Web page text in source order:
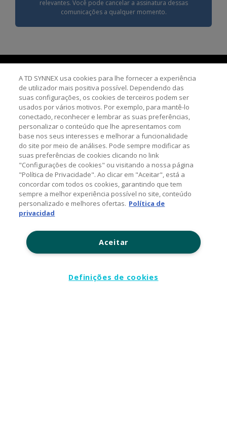
relevantes. Você pode cancelar a assinatura dessas
comunicações a qualquer momento.
SIGA-NOS
Youtube
Linkedin
Instagram
Facebook
Channel Academy
SOBRE O BLOG
A TD SYNNEX usa cookies para lhe fornecer a experiência
de utilizador mais positiva possível. Dependendo das
suas configurações, os cookies de terceiros podem ser
usados por vários motivos. Por exemplo, para mantê-lo
conectado, reconhecer e lembrar as suas preferências,
personalizar o conteúdo que lhe apresentamos com
base nos seus interesses e melhorar a funcionalidade
do site por meio de análises. Pode sempre modificar as
suas preferências de cookies clicando no link
"Configurações de cookies" ou visitando a nossa página
"Política de Privacidade". Ao clicar em "Aceitar", está a
concordar com todos os cookies, garantindo que tem
sempre a melhor experiência possível no site, conteúdo
personalizado e melhores ofertas. Política de
privacidad
Aceitar
Definições de cookies